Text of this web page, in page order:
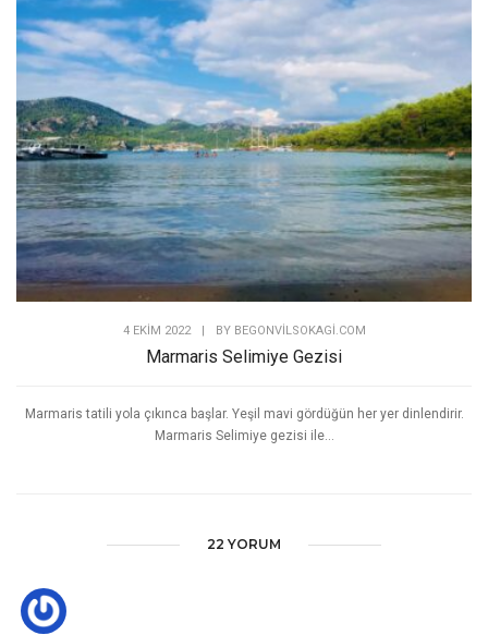
4 EKIM 2022 | BY BEGONVILSOKAGI.COM
Marmaris Selimiye Gezisi
Marmaris tatili yola çıkınca başlar. Yeşil mavi gördüğün her yer dinlendirir.
Marmaris Selimiye gezisi ile...
22 YORUM